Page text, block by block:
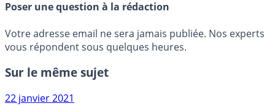
Poser une question à la rédaction
Votre adresse email ne sera jamais publiée. Nos experts
vous répondent sous quelques heures.
Sur le même sujet
22 janvier 2021